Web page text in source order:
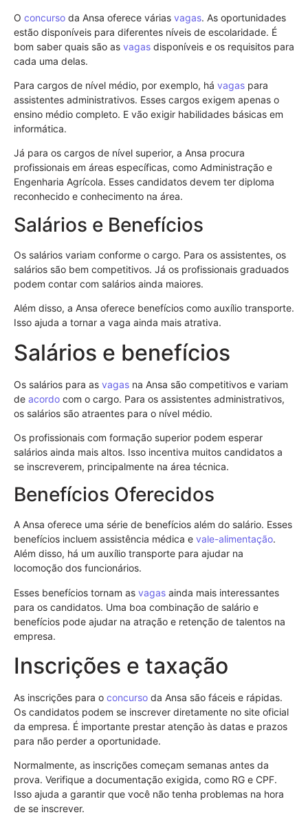
O concurso da Ansa oferece várias vagas. As oportunidades
estão disponíveis para diferentes níveis de escolaridade. É
bom saber quais são as vagas disponíveis e os requisitos para
cada uma delas.
Para cargos de nível médio, por exemplo, há vagas para
assistentes administrativos. Esses cargos exigem apenas o
ensino médio completo. E vão exigir habilidades básicas em
informática.
Já para os cargos de nível superior, a Ansa procura
profissionais em áreas específicas, como Administração e
Engenharia Agrícola. Esses candidatos devem ter diploma
reconhecido e conhecimento na área.
Salários e Benefícios
Os salários variam conforme o cargo. Para os assistentes, os
salários são bem competitivos. Já os profissionais graduados
podem contar com salários ainda maiores.
Além disso, a Ansa oferece benefícios como auxílio transporte.
Isso ajuda a tornar a vaga ainda mais atrativa.
Salários e benefícios
Os salários para as vagas na Ansa são competitivos e variam
de acordo com o cargo. Para os assistentes administrativos,
os salários são atraentes para o nível médio.
Os profissionais com formação superior podem esperar
salários ainda mais altos. Isso incentiva muitos candidatos a
se inscreverem, principalmente na área técnica.
Benefícios Oferecidos
A Ansa oferece uma série de benefícios além do salário. Esses
benefícios incluem assistência médica e vale-alimentação.
Além disso, há um auxílio transporte para ajudar na
locomoção dos funcionários.
Esses benefícios tornam as vagas ainda mais interessantes
para os candidatos. Uma boa combinação de salário e
benefícios pode ajudar na atração e retenção de talentos na
empresa.
Inscrições e taxação
As inscrições para o concurso da Ansa são fáceis e rápidas.
Os candidatos podem se inscrever diretamente no site oficial
da empresa. É importante prestar atenção às datas e prazos
para não perder a oportunidade.
Normalmente, as inscrições começam semanas antes da
prova. Verifique a documentação exigida, como RG e CPF.
Isso ajuda a garantir que você não tenha problemas na hora
de se inscrever.